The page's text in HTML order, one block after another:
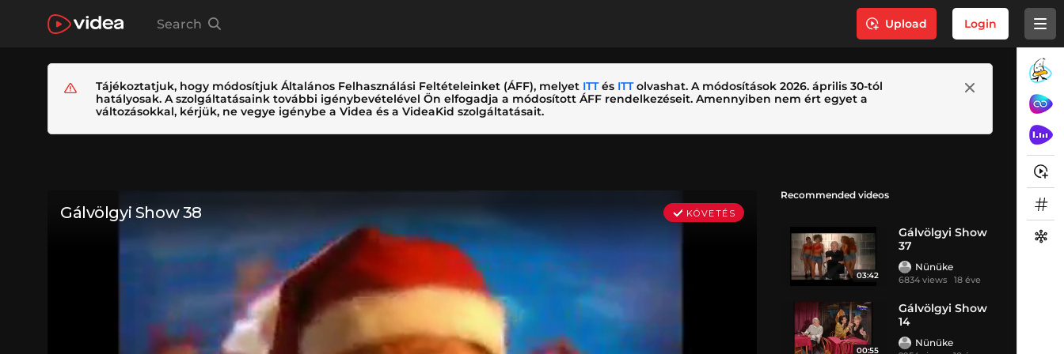
Search Upload Login
Tájékoztatjuk, hogy módosítjuk Általános Felhasználási Feltételeinket (ÁFF), melyet ITTés ITTolvashat. A módosítások 2026. április 30-tól
hatályosak. A szolgáltatásaink további igénybevételével Ön elfogadja a módosított ÁFF rendelkezéseit. Amennyiben nem ért egyet a
változásokkal, kérjük, ne vegye igénybe a Videa és a VideaKid szolgáltatásait.
Recommended videos
03:42
Gálvölgyi Show
37
Nünüke
6834 views 18 éve
00:55
Gálvölgyi Show
14
Nünüke